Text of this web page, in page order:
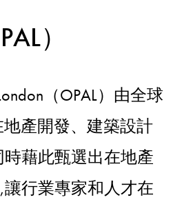
）
（OPAL）由全球
地產開發、建築設計
藉此甄選出在地產
行業專家和人才在